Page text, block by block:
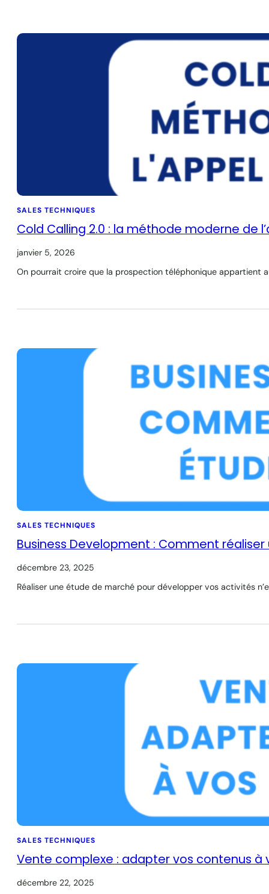
SALES TECHNIQUES
Cold Calling 2.0 : la méthode moderne de
janvier 5, 2026
On pourrait croire que la prospection téléphonique appartient
SALES TECHNIQUES
Business Development : Comment
décembre 23, 2025
Réaliser une étude de marché pour développer vos activités
SALES TECHNIQUES
Vente complexe : adapter vos contenus à
décembre 22, 2025